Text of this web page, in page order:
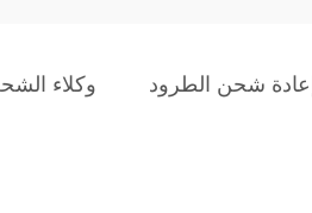
شحن الطرود وكلاء